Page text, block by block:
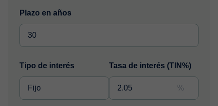
Plazo en años
Tipo de interés Tasa de interés (TIN%)
%